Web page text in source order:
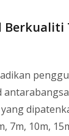
7m, 10m,